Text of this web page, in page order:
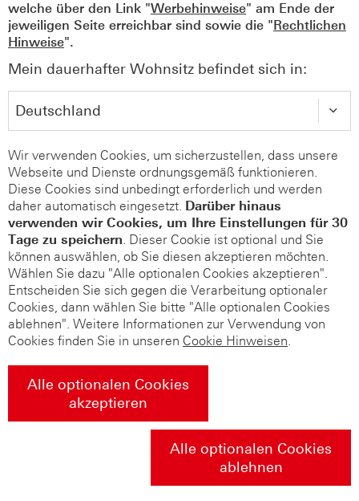
welche über den Link "Werbehinweise" am Ende der
jeweiligen Seite erreichbar sind sowie die "Rechtlichen
Hinweise".
Mein dauerhafter Wohnsitz befindet sich in:
Wir verwenden Cookies, um sicherzustellen, dass unsere
Webseite und Dienste ordnungsgemäß funktionieren.
Diese Cookies sind unbedingt erforderlich und werden
daher automatisch eingesetzt. Darüber hinaus
verwenden wir Cookies, um Ihre Einstellungen für 30
Tage zu speichern. Dieser Cookie ist optional und Sie
können auswählen, ob Sie diesen akzeptieren möchten.
Wählen Sie dazu "Alle optionalen Cookies akzeptieren".
Entscheiden Sie sich gegen die Verarbeitung optionaler
Cookies, dann wählen Sie bitte "Alle optionalen Cookies
ablehnen". Weitere Informationen zur Verwendung von
Cookies finden Sie in unseren Cookie Hinweisen.
Alle optionalen Cookies
akzeptieren
Alle optionalen Cookies
ablehnen